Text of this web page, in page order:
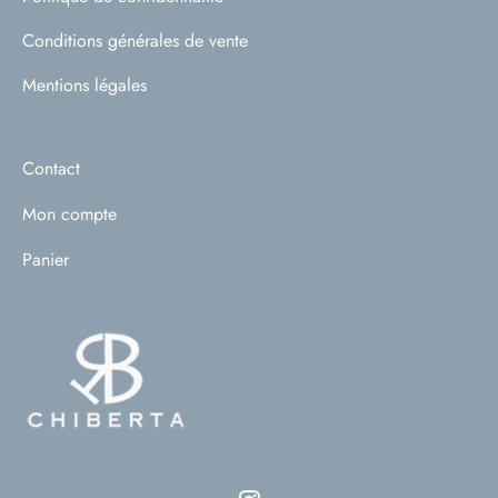
Conditions générales de vente
Mentions légales
Contact
Mon compte
Panier